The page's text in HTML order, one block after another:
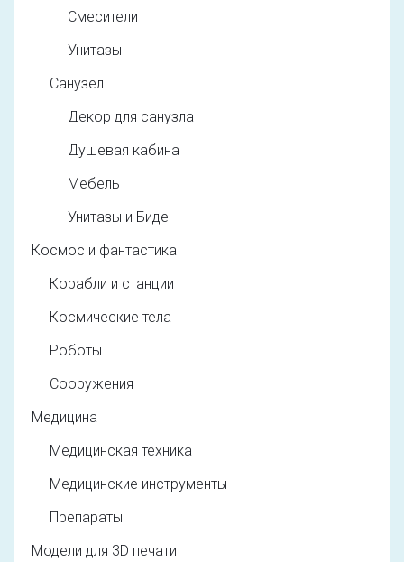
Смесители
Унитазы
Санузел
Декор для санузла
Душевая кабина
Мебель
Унитазы и Биде
Космос и фантастика
Корабли и станции
Космические тела
Роботы
Сооружения
Медицина
Медицинская техника
Медицинские инструменты
Препараты
Модели для 3D печати